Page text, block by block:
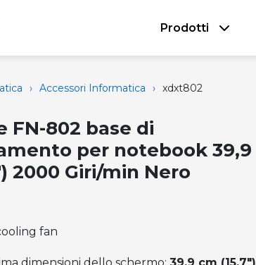
Prodotti
› Accessori Informatica › xdxt802
FN-802 base di
per notebook 39,9
2000 Giri/min Nero
fan